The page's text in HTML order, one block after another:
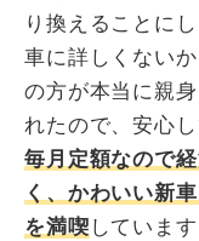
り換えることにし
車に詳しくない
の方が本当に親
れたので、安心
毎月定額なので
く、かわいい新
を満喫 しています